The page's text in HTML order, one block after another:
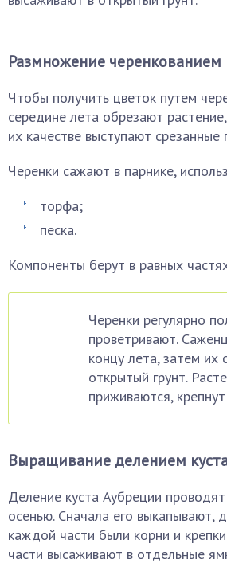
Размножение черенкованием
Чтобы получить цветок путем
середине лета обрезают
их качестве выступают срезанные
Черенки сажают в парнике,
торфа;
песка.
Компоненты берут в равных
Черенки регулярно
проветривают.
концу лета, затем их
открытый грунт.
приживаются,
Выращивание делением
Деление куста Аубреции
осенью. Сначала его выкапывают,
каждой части были корни и
части высаживают в отдельные